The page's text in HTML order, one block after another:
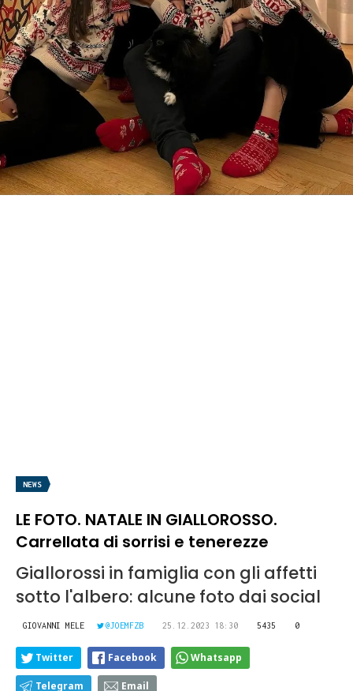
NEWS
LE FOTO. NATALE IN GIALLOROSSO.
Carrellata di sorrisi e tenerezze
Giallorossi in famiglia con gli affetti
sotto l'albero: alcune foto dai social
GIOVANNI MELE @JOEMFZB 25.12.2023 18:30 5435 0
Twitter Facebook Whatsapp
Telegram Email